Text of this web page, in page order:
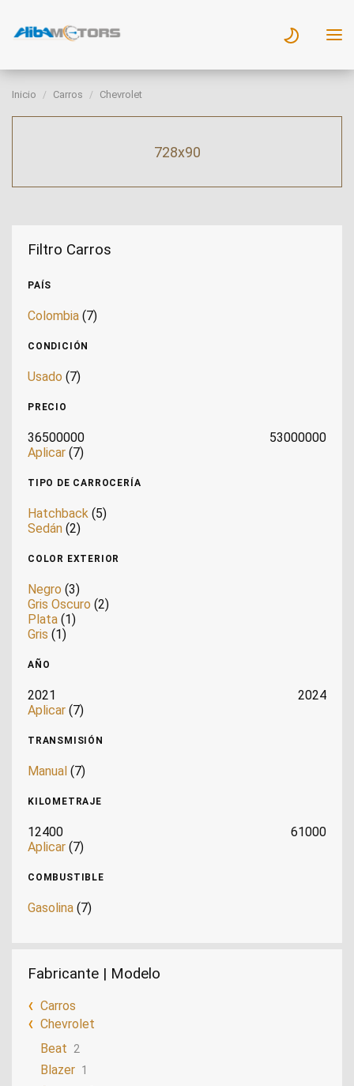
Inicio Carros Chevrolet
728x90
Filtro Carros
PAÍS
Colombia (7)
CONDICIÓN
Usado (7)
PRECIO
36500000
53000000
Aplicar (7)
TIPO DE CARROCERÍA
Hatchback (5)
Sedán (2)
COLOR EXTERIOR
Negro (3)
Gris Oscuro (2)
Plata (1)
Gris (1)
AÑO
2021
2024
Aplicar (7)
TRANSMISIÓN
Manual (7)
KILOMETRAJE
12400
61000
Aplicar (7)
COMBUSTIBLE
Gasolina (7)
Fabricante | Modelo
Carros
Chevrolet
Beat
2
Blazer 1